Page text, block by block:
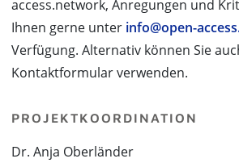
access.network, Anregungen und
Ihnen gerne unter info@open-
Verfügung. Alternativ können Sie
Kontaktformular verwenden.
PROJEKTKOORDINATION
Dr. Anja Oberländer